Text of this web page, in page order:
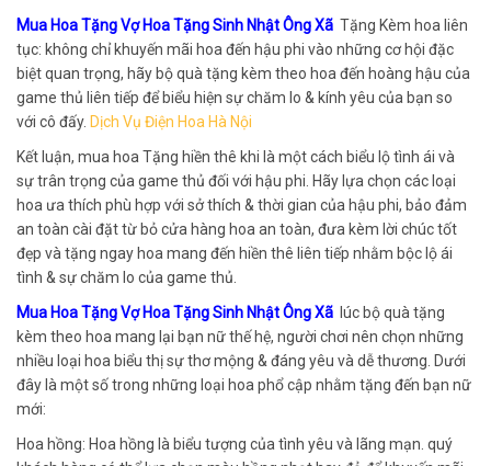
Mua Hoa Tặng Vợ Hoa Tặng Sinh Nhật Ông Xã Tặng Kèm hoa liên
tục: không chỉ khuyến mãi hoa đến hậu phi vào những cơ hội đặc
biệt quan trọng, hãy bộ quà tặng kèm theo hoa đến hoàng hậu của
game thủ liên tiếp để biểu hiện sự chăm lo & kính yêu của bạn so
với cô đấy. Dịch Vụ Điện Hoa Hà Nội
Kết luận, mua hoa Tặng hiền thê khi là một cách biểu lộ tình ái và
sự trân trọng của game thủ đối với hậu phi. Hãy lựa chọn các loại
hoa ưa thích phù hợp với sở thích & thời gian của hậu phi, bảo đảm
an toàn cài đặt từ bỏ cửa hàng hoa an toàn, đưa kèm lời chúc tốt
đẹp và tặng ngay hoa mang đến hiền thê liên tiếp nhằm bộc lộ ái
tình & sự chăm lo của game thủ.
Mua Hoa Tặng Vợ Hoa Tặng Sinh Nhật Ông Xã lúc bộ quà tặng
kèm theo hoa mang lại bạn nữ thế hệ, người chơi nên chọn những
nhiều loại hoa biểu thị sự thơ mộng & đáng yêu và dễ thương. Dưới
đây là một số trong những loại hoa phổ cập nhằm tặng đến bạn nữ
mới:
Hoa hồng: Hoa hồng là biểu tượng của tình yêu và lãng mạn. quý